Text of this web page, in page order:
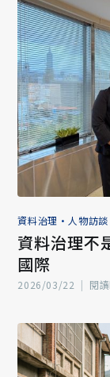
資料治理 • 人物訪談
資料治理不
國際
2026/03/22 | 閱